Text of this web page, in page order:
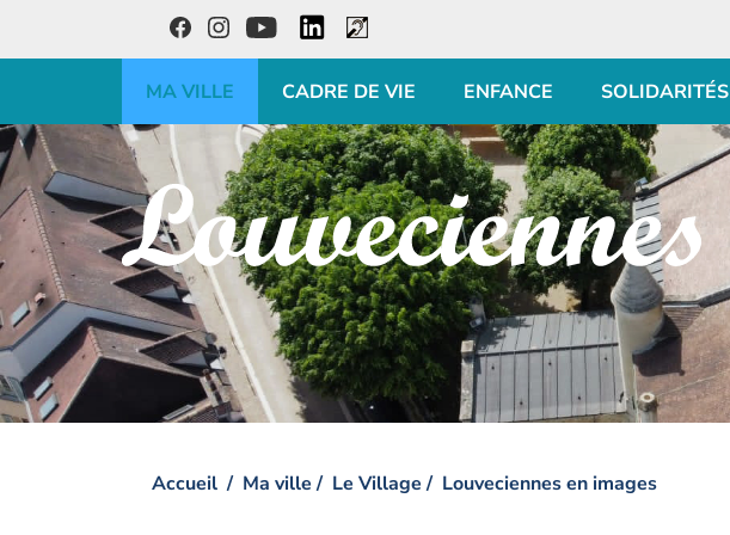
FacebookInstagramYoutube LinkedInAccessibilité
MA VILLE CADRE DE VIE ENFANCE SOLIDARITÉS
Visiter la page accueil du site de Louveciennes
Accueil Ma ville Le Village Louveciennes en images